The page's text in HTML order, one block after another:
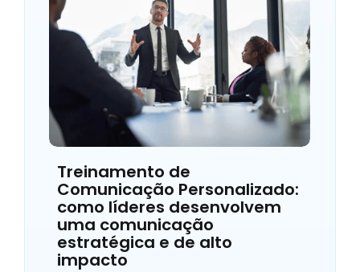
Treinamento de
Comunicação Personalizado:
como líderes desenvolvem
uma comunicação
estratégica e de alto
impacto